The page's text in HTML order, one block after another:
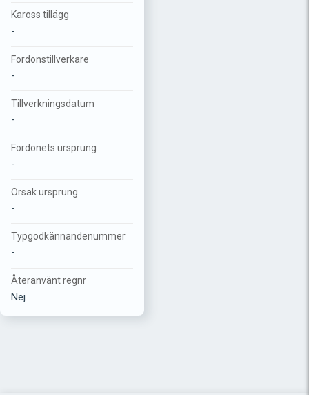
Kaross tillägg
-
Fordonstillverkare
-
Tillverkningsdatum
-
Fordonets ursprung
-
Orsak ursprung
-
Typgodkännandenummer
-
Återanvänt regnr
Nej